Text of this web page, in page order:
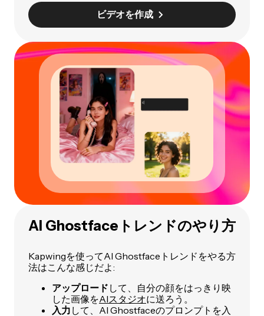
ビデオを作成
AI Ghostfaceトレンドのやり方
Kapwingを使ってAI Ghostfaceトレンドをやる方
法はこんな感じだよ:
アップロード して、自分の顔をはっきり映
した画像をAIスタジオに送ろう。
入力 して、AI Ghostfaceのプロンプトを入